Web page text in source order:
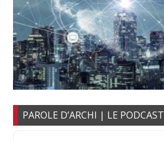
PAROLE D’ARCHI | LE PODCAST